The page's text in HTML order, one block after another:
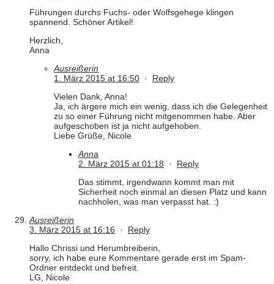
Führungen durchs Fuchs- oder Wolfsgehege klingen
spannend. Schöner Artikel!
Herzlich,
Anna
Ausreißerin
1. März 2015 at 16:50 · Reply
Vielen Dank, Anna!
Ja, ich ärgere mich ein wenig, dass ich die Gelegenheit
zu so einer Führung nicht mitgenommen habe. Aber
aufgeschoben ist ja nicht aufgehoben.
Liebe Grüße, Nicole
Anna
2. März 2015 at 01:18 · Reply
Das stimmt, irgendwann kommt man mit
Sicherheit noch einmal an diesen Platz und kann
nachholen, was man verpasst hat. :)
Ausreißerin
3. März 2015 at 16:16 · Reply
Hallo Chrissi und Herumbreiberin,
sorry, ich habe eure Kommentare gerade erst im Spam-
Ordner entdeckt und befreit.
LG, Nicole